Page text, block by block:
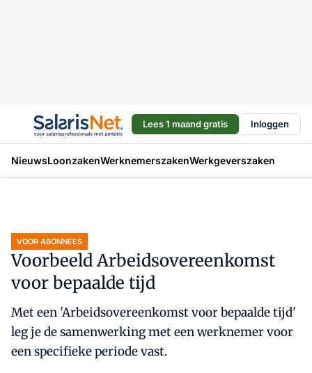
Lees 1 maand gratis Inloggen
NieuwsLoonzakenWerknemerszakenWerkgeverszaken
VOOR ABONNEES
Voorbeeld Arbeidsovereenkomst
voor bepaalde tijd
Met een 'Arbeidsovereenkomst voor bepaalde tijd'
leg je de samenwerking met een werknemer voor
een specifieke periode vast.